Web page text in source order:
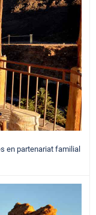
en partenariat familial